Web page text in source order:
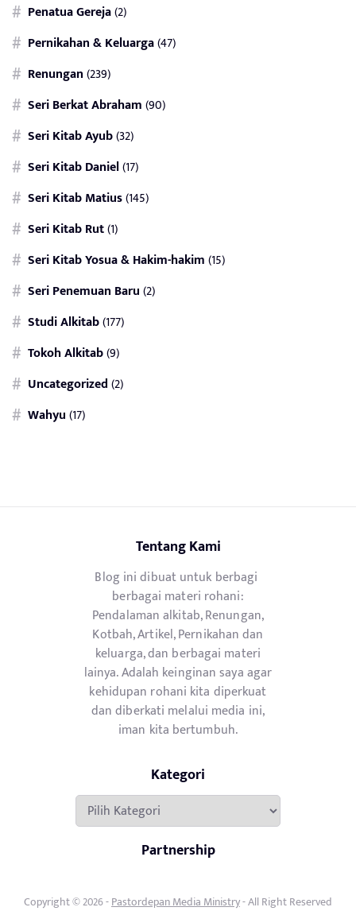
Penatua Gereja(2)
Pernikahan & Keluarga(47)
Renungan(239)
Seri Berkat Abraham(90)
Seri Kitab Ayub(32)
Seri Kitab Daniel(17)
Seri Kitab Matius(145)
Seri Kitab Rut(1)
Seri Kitab Yosua & Hakim-hakim(15)
Seri Penemuan Baru(2)
Studi Alkitab(177)
Tokoh Alkitab(9)
Uncategorized(2)
Wahyu(17)
Tentang Kami
Blog ini dibuat untuk berbagi
berbagai materi rohani:
Pendalaman alkitab, Renungan,
Kotbah, Artikel, Pernikahan dan
keluarga, dan berbagai materi
lainya. Adalah keinginan saya agar
kehidupan rohani kita diperkuat
dan diberkati melalui media ini,
iman kita bertumbuh.
Kategori
Kategori
Partnership
Copyright © 2026 -Pastordepan Media Ministry- All Right Reserved